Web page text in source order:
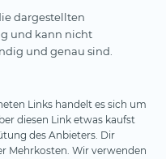
dargestellten
und kann nicht
und genau sind.
Links handelt es sich um
diesen Link etwas kaufst
des Anbieters. Dir
Mehrkosten. Wir verwenden